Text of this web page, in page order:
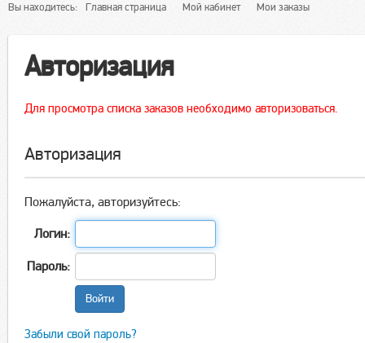
Вы находитесь: Главная страница Мой кабинет Мои заказы
Авторизация
Для просмотра списка заказов необходимо авторизоваться.
Авторизация
Пожалуйста, авторизуйтесь:
Логин:
Пароль:
Забыли свой пароль?